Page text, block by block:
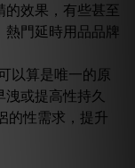
效果，有些甚至
熱門延時用品品牌
以算是唯一的原
或提高性持久
的性需求，提升